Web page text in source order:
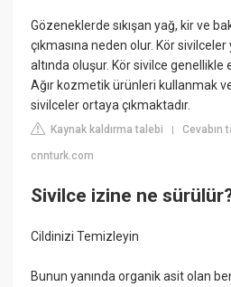
Gözeneklerde sıkışan yağ, kir ve
çıkmasına neden olur. Kör
altında oluşur. Kör sivilce genellikle
Ağır kozmetik ürünleri kullanmak
sivilceler ortaya çıkmaktadır.
Kaynak kaldırma talebi |Cevabın
cnnturk.com
Sivilce izine ne
Cildinizi Temizleyin
Bunun yanında organik asit olan